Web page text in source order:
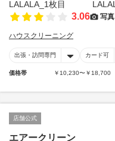
3.06 写真
ハウスクリーニング
出張・訪問専門 カード可
価格帯 ￥10,230〜￥18,700
店舗公式
エアークリーン